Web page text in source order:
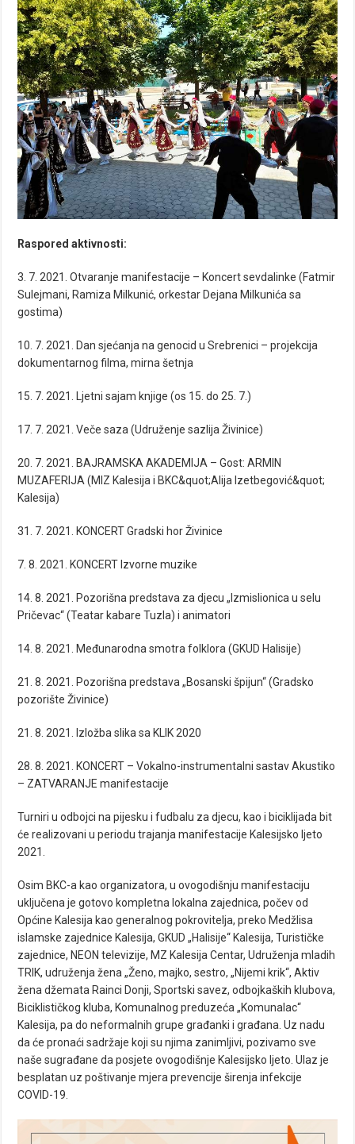
Raspored aktivnosti:
3. 7. 2021. Otvaranje manifestacije – Koncert sevdalinke (Fatmir
Sulejmani, Ramiza Milkunić, orkestar Dejana Milkunića sa
gostima)
10. 7. 2021. Dan sjećanja na genocid u Srebrenici – projekcija
dokumentarnog filma, mirna šetnja
15. 7. 2021. Ljetni sajam knjige (os 15. do 25. 7.)
17. 7. 2021. Veče saza (Udruženje sazlija Živinice)
20. 7. 2021. BAJRAMSKA AKADEMIJA – Gost: ARMIN
MUZAFERIJA (MIZ Kalesija i BKC&quot;Alija Izetbegović&quot;
Kalesija)
31. 7. 2021. KONCERT Gradski hor Živinice
7. 8. 2021. KONCERT Izvorne muzike
14. 8. 2021. Pozorišna predstava za djecu „Izmislionica u selu
Pričevac“ (Teatar kabare Tuzla) i animatori
14. 8. 2021. Međunarodna smotra folklora (GKUD Halisije)
21. 8. 2021. Pozorišna predstava „Bosanski špijun“ (Gradsko
pozorište Živinice)
21. 8. 2021. Izložba slika sa KLIK 2020
28. 8. 2021. KONCERT – Vokalno-instrumentalni sastav Akustiko
– ZATVARANJE manifestacije
Turniri u odbojci na pijesku i fudbalu za djecu, kao i biciklijada bit
će realizovani u periodu trajanja manifestacije Kalesijsko ljeto
2021.
Osim BKC-a kao organizatora, u ovogodišnju manifestaciju
uključena je gotovo kompletna lokalna zajednica, počev od
Općine Kalesija kao generalnog pokrovitelja, preko Medžlisa
islamske zajednice Kalesija, GKUD „Halisije“ Kalesija, Turističke
zajednice, NEON televizije, MZ Kalesija Centar, Udruženja mladih
TRIK, udruženja žena „Ženo, majko, sestro, „Nijemi krik“, Aktiv
žena džemata Rainci Donji, Sportski savez, odbojkaških klubova,
Biciklističkog kluba, Komunalnog preduzeća „Komunalac“
Kalesija, pa do neformalnih grupe građanki i građana. Uz nadu
da će pronaći sadržaje koji su njima zanimljivi, pozivamo sve
naše sugrađane da posjete ovogodišnje Kalesijsko ljeto. Ulaz je
besplatan uz poštivanje mjera prevencije širenja infekcije
COVID-19.